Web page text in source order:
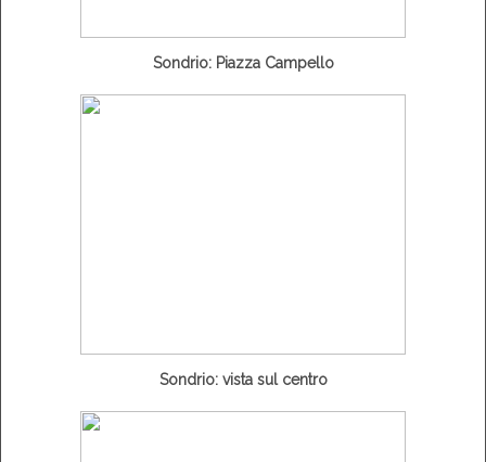
Sondrio: Piazza Campello
Sondrio: vista sul centro